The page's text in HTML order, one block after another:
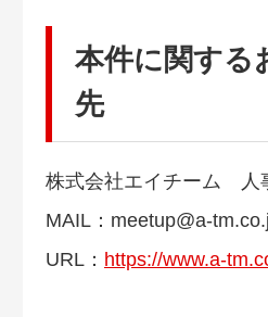
本件に関する
先
株式会社エイチーム 人
MAIL： meetup@a-
URL： https://www.a-